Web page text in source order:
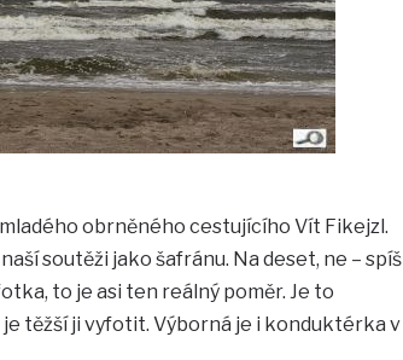
obrněného cestujícího Vít Fikejzl.
soutěži jako šafránu. Na deset, ne – spíš
to je asi ten reálný poměr. Je to
těžší ji vyfotit. Výborná je i konduktérka v